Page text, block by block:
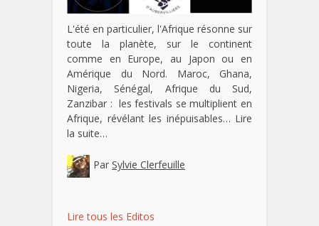
L'été en particulier, l'Afrique résonne sur
toute la planète, sur le continent
comme en Europe, au Japon ou en
Amérique du Nord. Maroc, Ghana,
Nigeria, Sénégal, Afrique du Sud,
Zanzibar : les festivals se multiplient en
Afrique, révélant les inépuisables… Lire
la suite…
Par Sylvie Clerfeuille
Lire tous les Editos